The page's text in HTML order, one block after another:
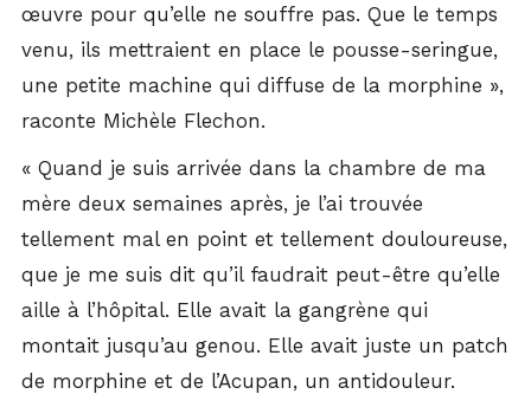
œuvre pour qu’elle ne souffre pas. Que le temps
venu, ils mettraient en place le pousse-seringue,
une petite machine qui diffuse de la morphine »,
raconte Michèle Flechon.
« Quand je suis arrivée dans la chambre de ma
mère deux semaines après, je l’ai trouvée
tellement mal en point et tellement douloureuse,
que je me suis dit qu’il faudrait peut-être qu’elle
aille à l’hôpital. Elle avait la gangrène qui
montait jusqu’au genou. Elle avait juste un patch
de morphine et de l’Acupan, un antidouleur.